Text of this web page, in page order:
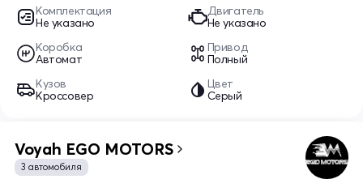
Комплектация
Не указано
Двигатель
Не указано
Коробка
Автомат
Привод
Полный
Кузов
Кроссовер
Цвет
Серый
Voyah EGO MOTORS
3 автомобиля